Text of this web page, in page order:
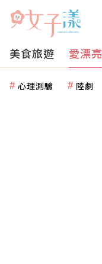
美食旅遊 愛漂亮
心理測驗 陸劇